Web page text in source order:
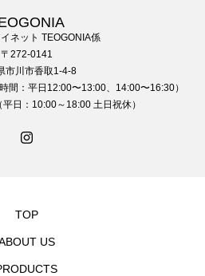
ネット TEOGONIA係
〒272-0141
市川市香取1-4-8
間：平日12:00〜13:00、14:00〜16:30）
日：10:00～18:00 土日祝休）
TOP
US